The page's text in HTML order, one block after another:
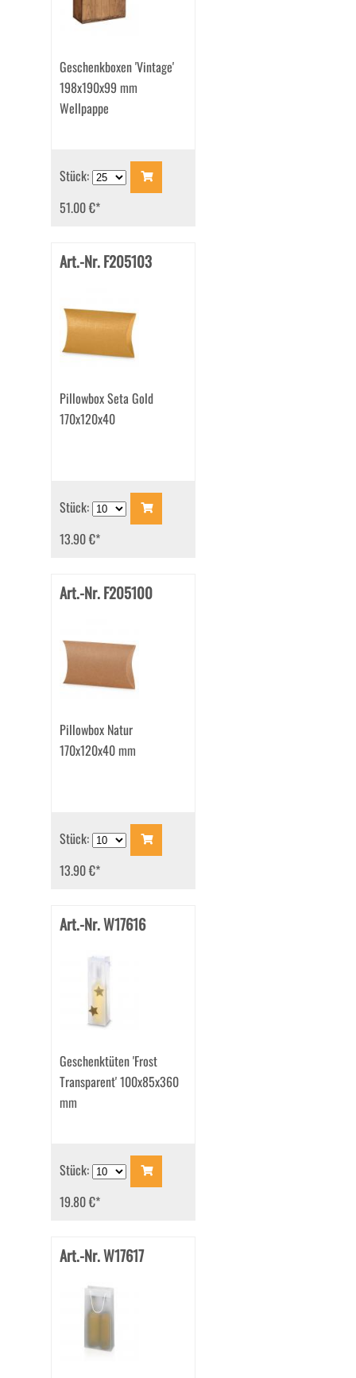
Geschenkboxen 'Vintage'
198x190x99 mm
Wellpappe
Stück:
51.00 €*
Art.-Nr. F205103
Pillowbox Seta Gold
170x120x40
Stück:
13.90 €*
Art.-Nr. F205100
Pillowbox Natur
170x120x40 mm
Stück:
13.90 €*
Art.-Nr. W17616
Geschenktüten 'Frost
Transparent' 100x85x360
mm
Stück:
19.80 €*
Art.-Nr. W17617